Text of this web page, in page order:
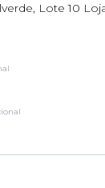
Lote 10